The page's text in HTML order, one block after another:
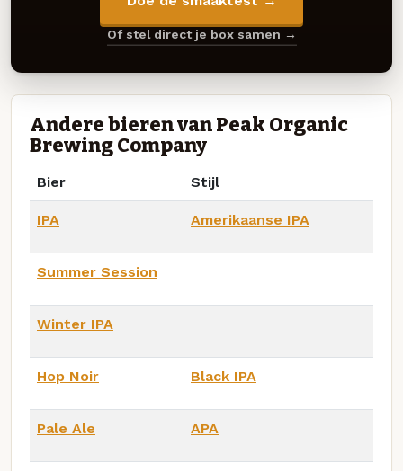
Of stel direct je box samen →
Andere bieren van Peak Organic
Brewing Company
Bier Stijl
IPA Amerikaanse IPA
Summer Session
Winter IPA
Hop Noir Black IPA
Pale Ale APA